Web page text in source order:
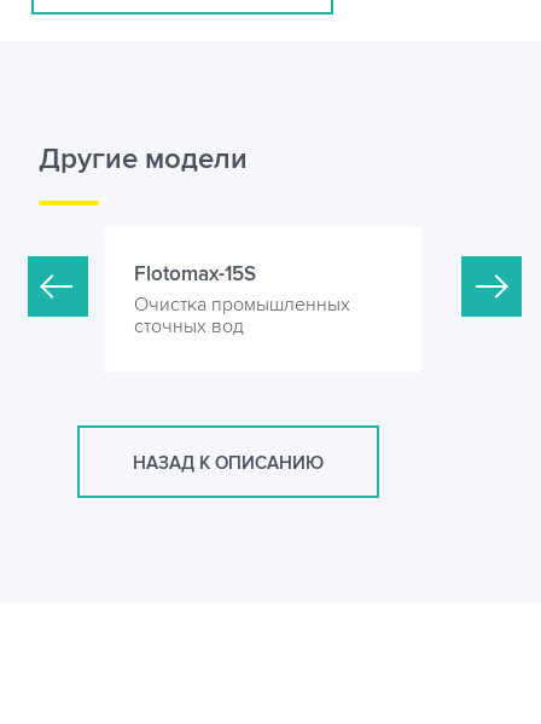
Другие модели
Flotomax-15S
Очистка промышленных
сточных вод
НАЗАД К ОПИСАНИЮ